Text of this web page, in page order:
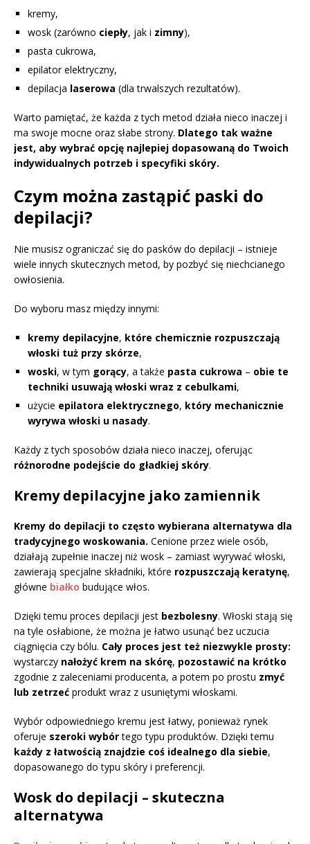
kremy,
wosk (zarówno ciepły, jak i zimny),
pasta cukrowa,
epilator elektryczny,
depilacja laserowa (dla trwalszych rezultatów).
Warto pamiętać, że każda z tych metod działa nieco inaczej i
ma swoje mocne oraz słabe strony. Dlatego tak ważne
jest, aby wybrać opcję najlepiej dopasowaną do Twoich
indywidualnych potrzeb i specyfiki skóry.
Czym można zastąpić paski do
depilacji?
Nie musisz ograniczać się do pasków do depilacji – istnieje
wiele innych skutecznych metod, by pozbyć się niechcianego
owłosienia.
Do wyboru masz między innymi:
kremy depilacyjne, które chemicznie rozpuszczają
włoski tuż przy skórze,
woski, w tym gorący, a także pasta cukrowa – obie te
techniki usuwają włoski wraz z cebulkami,
użycie epilatora elektrycznego, który mechanicznie
wyrywa włoski u nasady.
Każdy z tych sposobów działa nieco inaczej, oferując
różnorodne podejście do gładkiej skóry.
Kremy depilacyjne jako zamiennik
Kremy do depilacji to często wybierana alternatywa dla
tradycyjnego woskowania. Cenione przez wiele osób,
działają zupełnie inaczej niż wosk – zamiast wyrywać włoski,
zawierają specjalne składniki, które rozpuszczają keratynę,
główne białko budujące włos.
Dzięki temu proces depilacji jest bezbolesny. Włoski stają się
na tyle osłabione, że można je łatwo usunąć bez uczucia
ciągnięcia czy bólu. Cały proces jest też niezwykle prosty:
wystarczy nałożyć krem na skórę, pozostawić na krótko
zgodnie z zaleceniami producenta, a potem po prostu zmyć
lub zetrzeć produkt wraz z usuniętymi włoskami.
Wybór odpowiedniego kremu jest łatwy, ponieważ rynek
oferuje szeroki wybórtego typu produktów. Dzięki temu
każdy z łatwością znajdzie coś idealnego dla siebie,
dopasowanego do typu skóry i preferencji.
Wosk do depilacji – skuteczna
alternatywa